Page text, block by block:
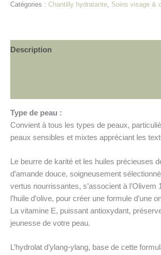
Catégories : Chantilly hydratante, Soins visage &
Description
Type de peau :
Convient à tous les types de peaux,
peaux sensibles et mixtes appréciant les
Le beurre de karité et les huiles précieuses
d’amande douce, soigneusement
vertus nourrissantes, s’associent à l’Olivem
l’huile d’olive, pour créer une formule d’une
La vitamine E, puissant antioxydant,
jeunesse de votre peau.
L’hydrolat d’ylang-ylang, base de cette